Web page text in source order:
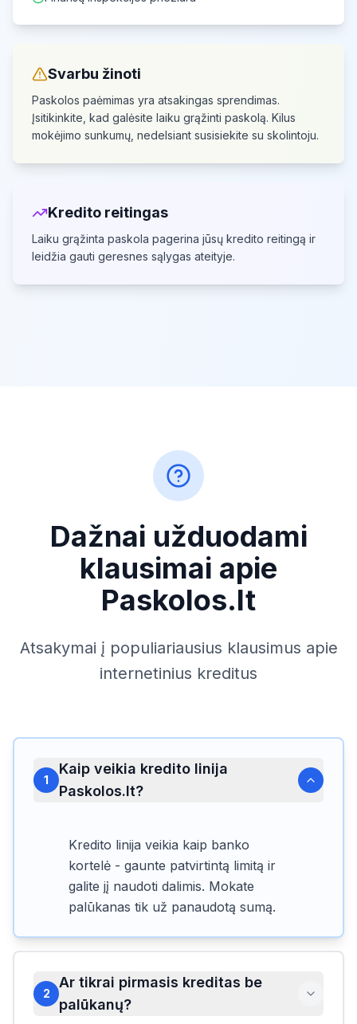
Svarbu žinoti
Paskolos paėmimas yra atsakingas sprendimas.
Įsitikinkite, kad galėsite laiku grąžinti paskolą. Kilus
mokėjimo sunkumų, nedelsiant susisiekite su skolintoju.
Kredito reitingas
Laiku grąžinta paskola pagerina jūsų kredito reitingą ir
leidžia gauti geresnes sąlygas ateityje.
Dažnai užduodami
klausimai apie
Paskolos.lt
Atsakymai į populiariausius klausimus apie
internetinius kreditus
1
Kaip veikia kredito linija
Paskolos.lt?
Kredito linija veikia kaip banko
kortelė - gaunte patvirtintą limitą ir
galite jį naudoti dalimis. Mokate
palūkanas tik už panaudotą sumą.
2
Ar tikrai pirmasis kreditas be
palūkanų?